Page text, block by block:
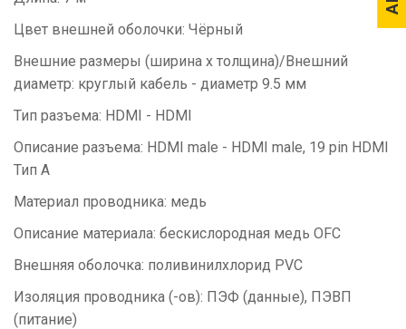
Цвет внешней оболочки: Чёрный
Внешние размеры (ширина x толщина)/Внешний
диаметр: круглый кабель - диаметр 9.5 мм
Тип разъема: HDMI - HDMI
Описание разъема: HDMI male - HDMI male, 19 pin HDMI
Тип A
Материал проводника: медь
Описание материала: бескислородная медь ОFС
Внешняя оболочка: поливинилхлорид PVC
Изоляция проводника (-ов): ПЭФ (данные), ПЭВП
(питание)